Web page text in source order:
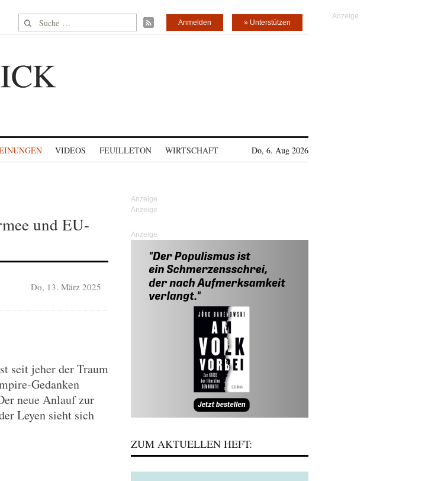
Suche nach: » Unterstützen
Anmelden
VIDEOS FEUILLETON WIRTSCHAFT Do, 6. Aug 2026
und EU-
Do, 13. März 2025
seit jeher der Traum
Gedanken
neue Anlauf zur
Leyen sieht sich
Anzeige
ZUM AKTUELLEN HEFT: